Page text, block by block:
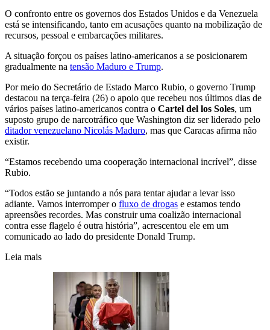
O confronto entre os governos dos Estados Unidos e da Venezuela
está se intensificando, tanto em acusações quanto na mobilização de
recursos, pessoal e embarcações militares.
A situação forçou os países latino-americanos a se posicionarem
gradualmente na tensão Maduro e Trump.
Por meio do Secretário de Estado Marco Rubio, o governo Trump
destacou na terça-feira (26) o apoio que recebeu nos últimos dias de
vários países latino-americanos contra o Cartel del los Soles, um
suposto grupo de narcotráfico que Washington diz ser liderado pelo
ditador venezuelano Nicolás Maduro, mas que Caracas afirma não
existir.
“Estamos recebendo uma cooperação internacional incrível”, disse
Rubio.
“Todos estão se juntando a nós para tentar ajudar a levar isso
adiante. Vamos interromper o fluxo de drogas e estamos tendo
apreensões recordes. Mas construir uma coalizão internacional
contra esse flagelo é outra história”, acrescentou ele em um
comunicado ao lado do presidente Donald Trump.
Leia mais